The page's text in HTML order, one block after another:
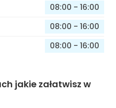
08:00 - 16:00
08:00 - 16:00
08:00 - 16:00
jakie załatwisz w